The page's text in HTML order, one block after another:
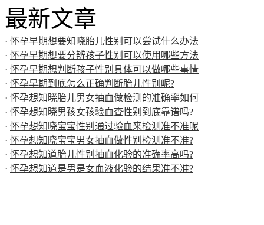
最新文章
· 怀孕早期想要知晓胎儿性别可以尝试什么办法
· 怀孕早期想要分辨孩子性别可以使用哪些方法
· 怀孕早期想判断孩子性别具体可以做哪些事情
· 怀孕早期到底怎么正确判断胎儿性别呢?
· 怀孕想知晓胎儿男女抽血做检测的准确率如何
· 怀孕想知晓男孩女孩验血查性别到底靠谱吗?
· 怀孕想知晓宝宝性别通过验血来检测准不准呢
· 怀孕想知晓宝宝男女抽血做性别检测准不准?
· 怀孕想知道胎儿性别抽血化验的准确率高吗?
· 怀孕想知道是男是女血液化验的结果准不准?